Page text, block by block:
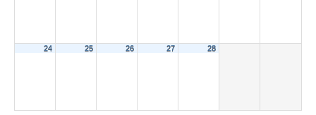
24 25 26 27 28